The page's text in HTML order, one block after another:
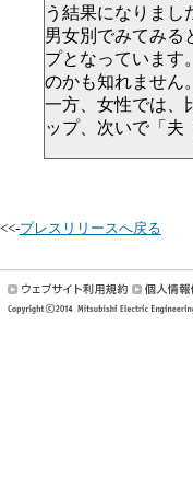
う結果になりまし
男女別でみてみる
プとなっています
のかも知れません。
一方、女性では、
ップ、次いで「夫
<<-プレスリリースへ戻る